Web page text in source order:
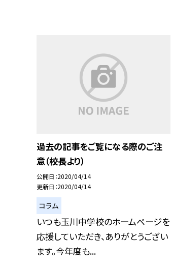
過去の記事をご覧になる際のご注
意（校長より）
公開日 2020/04/14
更新日 2020/04/14
コラム
いつも玉川中学校のホームページを
応援していただき、ありがとうござい
ます。今年度も...